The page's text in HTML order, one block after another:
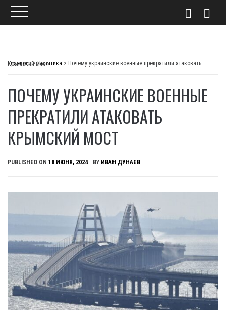
Главпост>Политика >
Почему украинские военные прекратили атаковать Крымский мост
ПОЧЕМУ УКРАИНСКИЕ ВОЕННЫЕ
ПРЕКРАТИЛИ АТАКОВАТЬ
КРЫМСКИЙ МОСТ
PUBLISHED ON 18 ИЮНЯ, 2024 BY ИВАН ДУНАЕВ